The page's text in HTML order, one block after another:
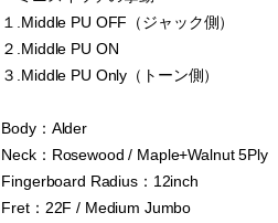
１.Middle PU OFF（ジャック側）
２.Middle PU ON
３.Middle PU Only（トーン側）
Body：Alder
Neck：Rosewood / Maple+Walnut 5Ply
Fingerboard Radius：12inch
Fret：22F / Medium Jumbo